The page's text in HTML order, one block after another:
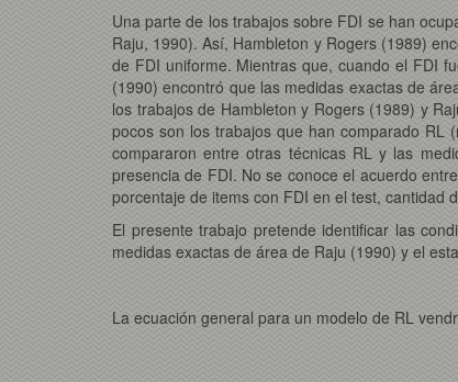
Una parte de los trabajos sobre FDI se han
Raju, 1990). Así, Hambleton y Rogers (1989)
de FDI uniforme. Mientras que, cuando el FDI
(1990) encontró que las medidas exactas de
los trabajos de Hambleton y Rogers (1989) y
pocos son los trabajos que han comparado RL
compararon entre otras técnicas RL y las
presencia de FDI. No se conoce el acuerdo
porcentaje de items con FDI en el test, cantidad
El presente trabajo pretende identificar las
medidas exactas de área de Raju (1990) y el
La ecuación general para un modelo de RL